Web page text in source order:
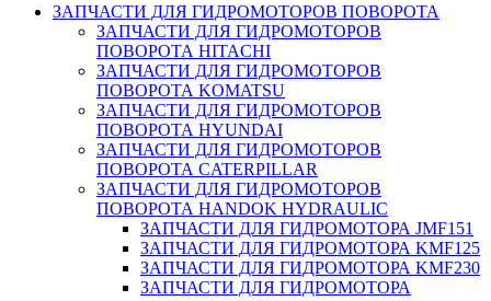
ЗАПЧАСТИ ДЛЯ ГИДРОМОТОРОВ ПОВОРОТА
ЗАПЧАСТИ ДЛЯ ГИДРОМОТОРОВ
ПОВОРОТА HITACHI
ЗАПЧАСТИ ДЛЯ ГИДРОМОТОРОВ
ПОВОРОТА KOMATSU
ЗАПЧАСТИ ДЛЯ ГИДРОМОТОРОВ
ПОВОРОТА HYUNDAI
ЗАПЧАСТИ ДЛЯ ГИДРОМОТОРОВ
ПОВОРОТА CATERPILLAR
ЗАПЧАСТИ ДЛЯ ГИДРОМОТОРОВ
ПОВОРОТА HANDOK HYDRAULIC
ЗАПЧАСТИ ДЛЯ ГИДРОМОТОРА JMF151
ЗАПЧАСТИ ДЛЯ ГИДРОМОТОРА KMF125
ЗАПЧАСТИ ДЛЯ ГИДРОМОТОРА KMF230
ЗАПЧАСТИ ДЛЯ ГИДРОМОТОРА